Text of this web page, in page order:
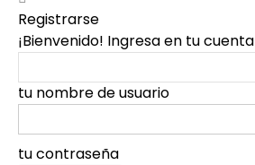
Registrarse
¡Bienvenido! Ingresa en tu cuenta
tu nombre de usuario
tu contraseña